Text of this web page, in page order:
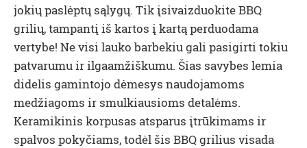
jokių paslėptų sąlygų. Tik įsivaizduokite BBQ
grilių, tampantį iš kartos į kartą perduodama
vertybe! Ne visi lauko barbekiu gali pasigirti tokiu
patvarumu ir ilgaamžiškumu. Šias savybes lemia
didelis gamintojo dėmesys naudojamoms
medžiagoms ir smulkiausioms detalėms.
Keramikinis korpusas atsparus įtrūkimams ir
spalvos pokyčiams, todėl šis BBQ grilius visada